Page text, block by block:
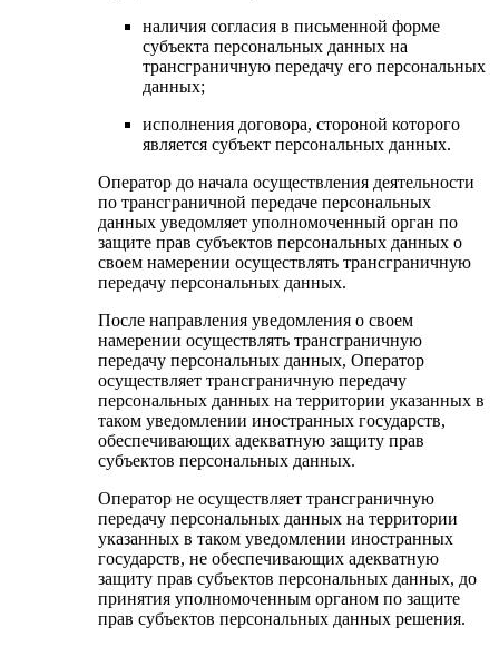
наличия согласия в письменной форме
субъекта персональных данных на
трансграничную передачу его персональных
данных;
исполнения договора, стороной которого
является субъект персональных данных.
Оператор до начала осуществления деятельности
по трансграничной передаче персональных
данных уведомляет уполномоченный орган по
защите прав субъектов персональных данных о
своем намерении осуществлять трансграничную
передачу персональных данных.
После направления уведомления о своем
намерении осуществлять трансграничную
передачу персональных данных, Оператор
осуществляет трансграничную передачу
персональных данных на территории указанных в
таком уведомлении иностранных государств,
обеспечивающих адекватную защиту прав
субъектов персональных данных.
Оператор не осуществляет трансграничную
передачу персональных данных на территории
указанных в таком уведомлении иностранных
государств, не обеспечивающих адекватную
защиту прав субъектов персональных данных, до
принятия уполномоченным органом по защите
прав субъектов персональных данных решения.